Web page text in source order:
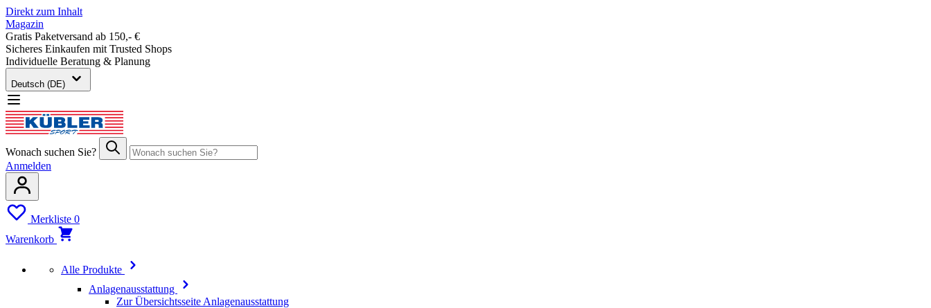
Direkt zum Inhalt
Magazin
Gratis Paketversand ab 150,- €
Sicheres Einkaufen mit Trusted Shops
Individuelle Beratung & Planung
Deutsch (DE)
Wonach suchen Sie?
Anmelden
Merkliste 0
Warenkorb
Alle Produkte
Anlagenausstattung
Zur Übersichtsseite Anlagenausstattung